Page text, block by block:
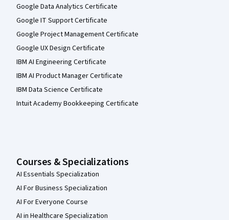
Google Data Analytics Certificate
Google IT Support Certificate
Google Project Management Certificate
Google UX Design Certificate
IBM AI Engineering Certificate
IBM AI Product Manager Certificate
IBM Data Science Certificate
Intuit Academy Bookkeeping Certificate
Courses & Specializations
AI Essentials Specialization
AI For Business Specialization
AI For Everyone Course
AI in Healthcare Specialization